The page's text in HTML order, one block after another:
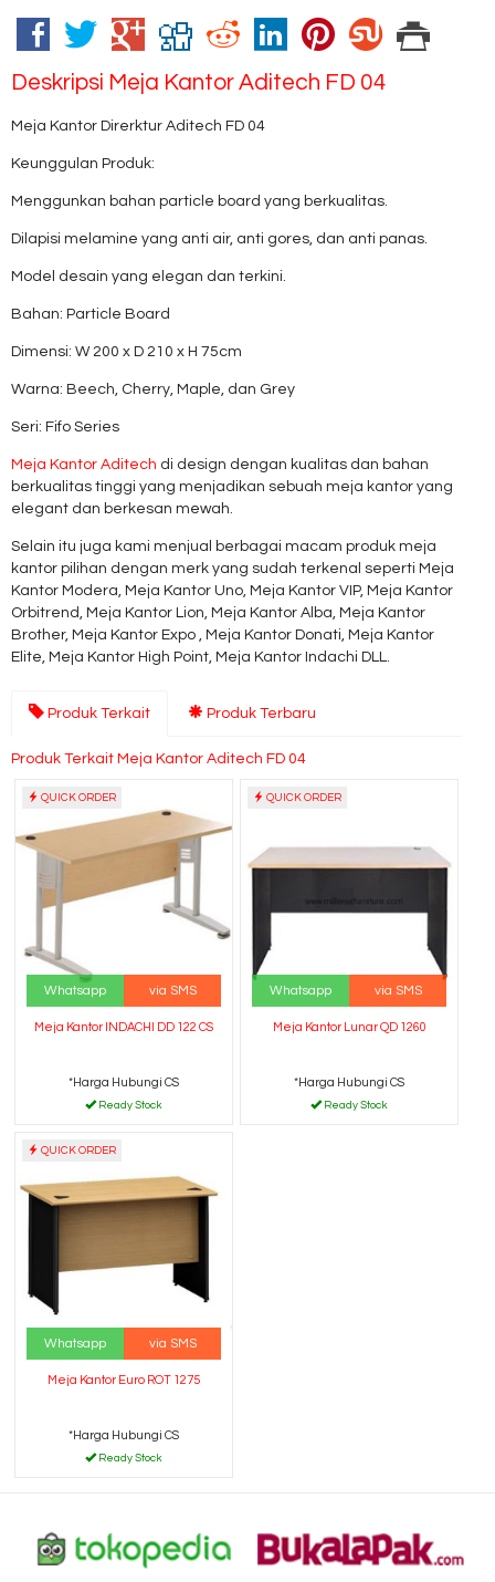
Deskripsi Meja Kantor Aditech FD 04
Meja Kantor Direrktur Aditech FD 04
Keunggulan Produk:
Menggunkan bahan particle board yang berkualitas.
Dilapisi melamine yang anti air, anti gores, dan anti panas.
Model desain yang elegan dan terkini.
Bahan: Particle Board
Dimensi: W 200 x D 210 x H 75cm
Warna: Beech, Cherry, Maple, dan Grey
Seri: Fifo Series
Meja Kantor Aditech di design dengan kualitas dan bahan
berkualitas tinggi yang menjadikan sebuah meja kantor yang
elegant dan berkesan mewah.
Selain itu juga kami menjual berbagai macam produk meja
kantor pilihan dengan merk yang sudah terkenal seperti Meja
Kantor Modera, Meja Kantor Uno, Meja Kantor VIP, Meja Kantor
Orbitrend, Meja Kantor Lion, Meja Kantor Alba, Meja Kantor
Brother, Meja Kantor Expo , Meja Kantor Donati, Meja Kantor
Elite, Meja Kantor High Point, Meja Kantor Indachi DLL.
Produk Terkait Produk Terbaru
Produk Terkait Meja Kantor Aditech FD 04
QUICK ORDER
Whatsapp via SMS
Meja Kantor INDACHI DD 122 CS
*Harga Hubungi CS
Ready Stock
QUICK ORDER
Whatsapp via SMS
Meja Kantor Lunar QD 1260
*Harga Hubungi CS
Ready Stock
QUICK ORDER
Whatsapp via SMS
Meja Kantor Euro ROT 1275
*Harga Hubungi CS
Ready Stock